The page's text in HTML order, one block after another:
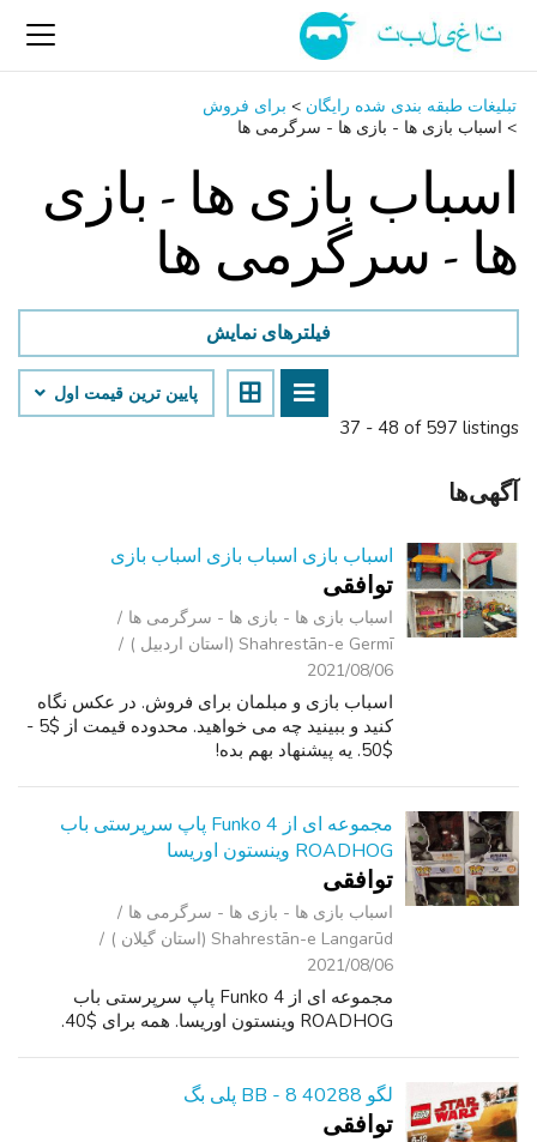
تبلیغات طبقه بندی شده رایگان > برای فروش
> اسباب‌ بازی ها - بازی ها - سرگرمی ‌ها
اسباب‌ بازی ها - بازی
ها - سرگرمی ‌ها
37 - 48 of 597 listings
فیلترهای نمایش
پایین ‌ترین قیمت اول
آگهی‌ها
اسباب بازی اسباب بازی اسباب بازی
توافقی
اسباب‌ بازی ها - بازی ها - سرگرمی ‌ها
Shahrestān-e Germī (استان اردبیل )
2021/08/06
اسباب بازی و مبلمان برای فروش. در عکس نگاه
کنید و ببینید چه می خواهید. محدوده قیمت از $5 -
$50. يه پيشنهاد بهم بده!
مجموعه ای از 4 Funko پاپ سرپرستی باب
ROADHOG وینستون اوریسا
توافقی
اسباب‌ بازی ها - بازی ها - سرگرمی ‌ها
Shahrestān-e Langarūd (استان گیلان )
2021/08/06
مجموعه ای از 4 Funko پاپ سرپرستی باب
ROADHOG وینستون اوریسا. همه برای $40.
لگو 40288 BB - 8 پلی بگ
توافقی